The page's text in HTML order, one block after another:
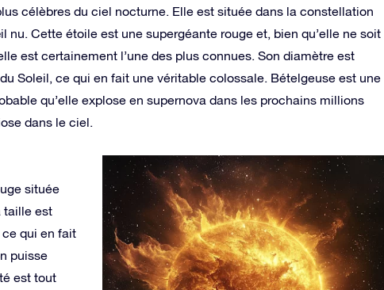
célèbres du ciel nocturne. Elle est située dans la constellation
nu. Cette étoile est une supergéante rouge et, bien qu’elle ne soit
est certainement l’une des plus connues. Son diamètre est
Soleil, ce qui en fait une véritable colossale. Bételgeuse est une
qu’elle explose en supernova dans les prochains millions
dans le ciel.
située
taille est
qui en fait
puisse
est tout